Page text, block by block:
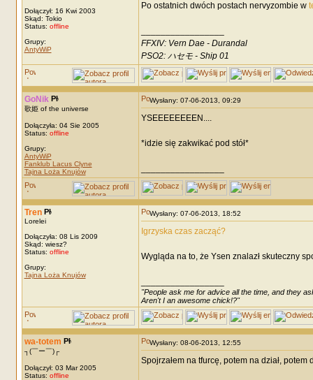
Dołączył: 16 Kwi 2003
Skąd: Tokio
Status: offline
Grupy:
AntyWiP
Po ostatnich dwóch postach nervyzombie w
FFXIV: Vern Dae - Durandal
PSO2: ハセモ - Ship 01
GoNik
歌姫 of the universe
Dołączyła: 04 Sie 2005
Status: offline
Grupy:
AntyWiP
Fanklub Lacus Clyne
Tajna Loża Knujów
Wysłany: 07-06-2013, 09:29
YSEEEEEEEEN....
*idzie się zakwikać pod stół*
Tren
Lorelei
Dołączyła: 08 Lis 2009
Skąd: wiesz?
Status: offline
Grupy:
Tajna Loża Knujów
Wysłany: 07-06-2013, 18:52
Igrzyska czas zacząć?
Wygląda na to, że Ysen znalazł skuteczny
"People ask me for advice all the time, and they
Aren't I an awesome chick!?"
wa-totem
┐(￣ー￣)┌
Dołączył: 03 Mar 2005
Status: offline
Wysłany: 08-06-2013, 12:55
Spojrzałem na tfurcę, potem na dział, potem